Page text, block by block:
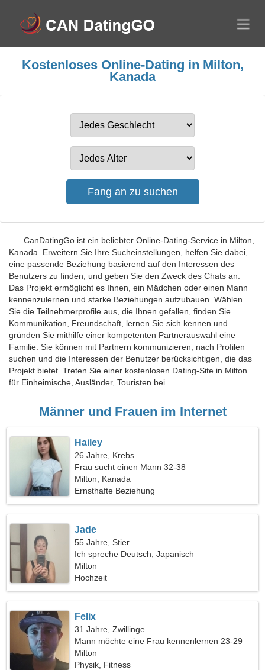
Kostenloses Online-Dating in Milton,
Kanada
CanDatingGo ist ein beliebter Online-Dating-Service in Milton,
Kanada. Erweitern Sie Ihre Sucheinstellungen, helfen Sie dabei,
eine passende Beziehung basierend auf den Interessen des
Benutzers zu finden, und geben Sie den Zweck des Chats an.
Das Projekt ermöglicht es Ihnen, ein Mädchen oder einen Mann
kennenzulernen und starke Beziehungen aufzubauen. Wählen
Sie die Teilnehmerprofile aus, die Ihnen gefallen, finden Sie
Kommunikation, Freundschaft, lernen Sie sich kennen und
gründen Sie mithilfe einer kompetenten Partnerauswahl eine
Familie. Sie können mit Partnern kommunizieren, nach Profilen
suchen und die Interessen der Benutzer berücksichtigen, die das
Projekt bietet. Treten Sie einer kostenlosen Dating-Site in Milton
für Einheimische, Ausländer, Touristen bei.
Männer und Frauen im Internet
Hailey
26 Jahre, Krebs
Frau sucht einen Mann 32-38
Milton, Kanada
Ernsthafte Beziehung
Jade
55 Jahre, Stier
Ich spreche Deutsch, Japanisch
Milton
Hochzeit
Felix
31 Jahre, Zwillinge
Mann möchte eine Frau kennenlernen 23-29
Milton
Physik, Fitness